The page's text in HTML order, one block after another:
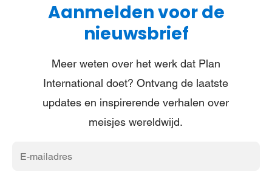
Aanmelden voor de
nieuwsbrief
Meer weten over het werk dat Plan
International doet? Ontvang de laatste
updates en inspirerende verhalen over
meisjes wereldwijd.
E-